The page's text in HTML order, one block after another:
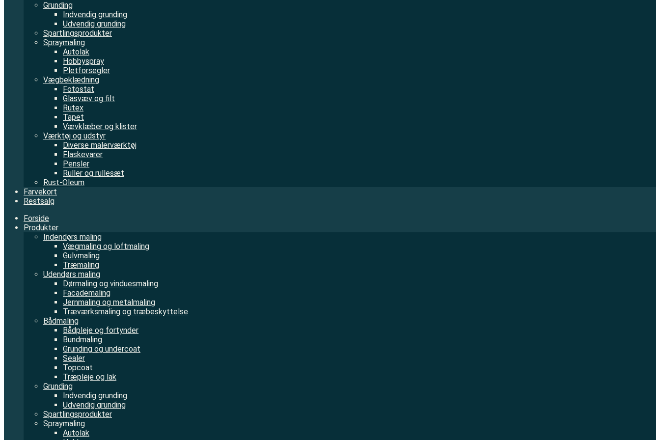
Grunding
Indvendig grunding
Udvendig grunding
Spartlingsprodukter
Spraymaling
Autolak
Hobbyspray
Pletforsegler
Vægbeklædning
Fotostat
Glasvæv og filt
Rutex
Tapet
Vævklæber og klister
Værktøj og udstyr
Diverse malerværktøj
Flaskevarer
Pensler
Ruller og rullesæt
Rust-Oleum
Farvekort
Restsalg
Forside
Produkter
Indendørs maling
Vægmaling og loftmaling
Gulvmaling
Træmaling
Udendørs maling
Dørmaling og vinduesmaling
Facademaling
Jernmaling og metalmaling
Træværksmaling og træbeskyttelse
Bådmaling
Bådpleje og fortynder
Bundmaling
Grunding og undercoat
Sealer
Topcoat
Træpleje og lak
Grunding
Indvendig grunding
Udvendig grunding
Spartlingsprodukter
Spraymaling
Autolak